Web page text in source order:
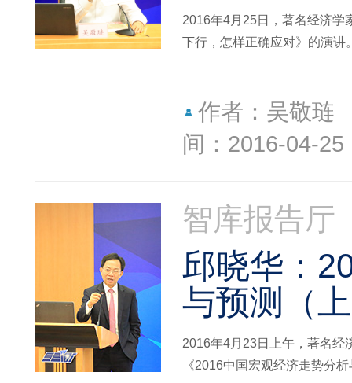
2016年4月25日，著名经济学
下行，怎样正确应对》的演讲
作者：吴敬琏
间：2016-04-25
智库报告厅
邱晓华：
与预测（
2016年4月23日上午，著名经
《2016中国宏观经济走势分